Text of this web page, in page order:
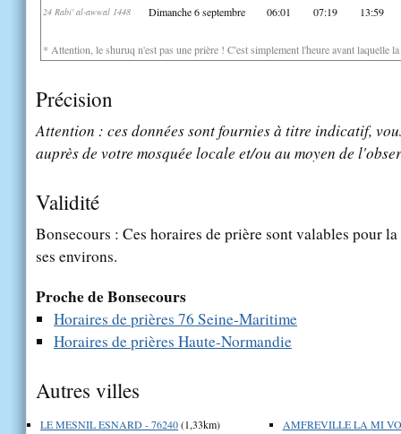
24 Rabi' al-awwal 1448 Dimanche 6 septembre 06:01 07:19 13:59
* Attention, le shuruq n'est pas une prière ! C'est simplement l'heure avant laquelle
Précision
Attention : ces données sont fournies à titre indicatif,
auprès de votre mosquée locale et/ou au moyen de
Validité
Bonsecours : Ces horaires de prière sont valables pour
ses environs.
Proche de Bonsecours
Horaires de prières 76 Seine-Maritime
Horaires de prières Haute-Normandie
Autres villes
LE MESNIL ESNARD - 76240(1,33km)
AMFREVILLE LA MI